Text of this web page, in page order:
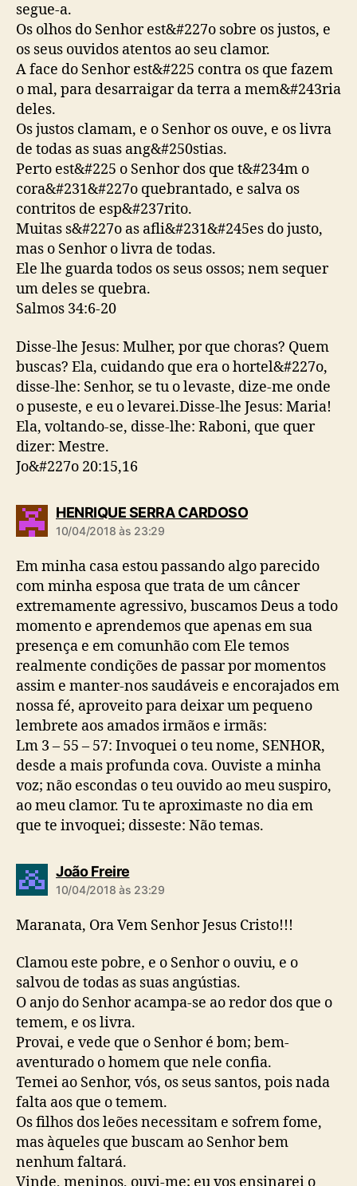
segue-a.
Os olhos do Senhor est&#227o sobre os justos, e
os seus ouvidos atentos ao seu clamor.
A face do Senhor est&#225 contra os que fazem
o mal, para desarraigar da terra a mem&#243ria
deles.
Os justos clamam, e o Senhor os ouve, e os livra
de todas as suas ang&#250stias.
Perto est&#225 o Senhor dos que t&#234m o
cora&#231&#227o quebrantado, e salva os
contritos de esp&#237rito.
Muitas s&#227o as afli&#231&#245es do justo,
mas o Senhor o livra de todas.
Ele lhe guarda todos os seus ossos; nem sequer
um deles se quebra.
Salmos 34:6-20
Disse-lhe Jesus: Mulher, por que choras? Quem
buscas? Ela, cuidando que era o hortel&#227o,
disse-lhe: Senhor, se tu o levaste, dize-me onde
o puseste, e eu o levarei.Disse-lhe Jesus: Maria!
Ela, voltando-se, disse-lhe: Raboni, que quer
dizer: Mestre.
Jo&#227o 20:15,16
HENRIQUE SERRA CARDOSOd
10/04/2018 às 23:29
Em minha casa estou passando algo parecido
com minha esposa que trata de um câncer
extremamente agressivo, buscamos Deus a todo
momento e aprendemos que apenas em sua
presença e em comunhão com Ele temos
realmente condições de passar por momentos
assim e manter-nos saudáveis e encorajados em
nossa fé, aproveito para deixar um pequeno
lembrete aos amados irmãos e irmãs:
Lm 3 – 55 – 57: Invoquei o teu nome, SENHOR,
desde a mais profunda cova. Ouviste a minha
voz; não escondas o teu ouvido ao meu suspiro,
ao meu clamor. Tu te aproximaste no dia em
que te invoquei; disseste: Não temas.
João Freired
i
10/04/2018 às 23:29
Maranata, Ora Vem Senhor Jesus Cristo!!!
Clamou este pobre, e o Senhor o ouviu, e o
salvou de todas as suas angústias.
O anjo do Senhor acampa-se ao redor dos que o
temem, e os livra.
Provai, e vede que o Senhor é bom; bem-
aventurado o homem que nele confia.
Temei ao Senhor, vós, os seus santos, pois nada
falta aos que o temem.
Os filhos dos leões necessitam e sofrem fome,
mas àqueles que buscam ao Senhor bem
nenhum faltará.